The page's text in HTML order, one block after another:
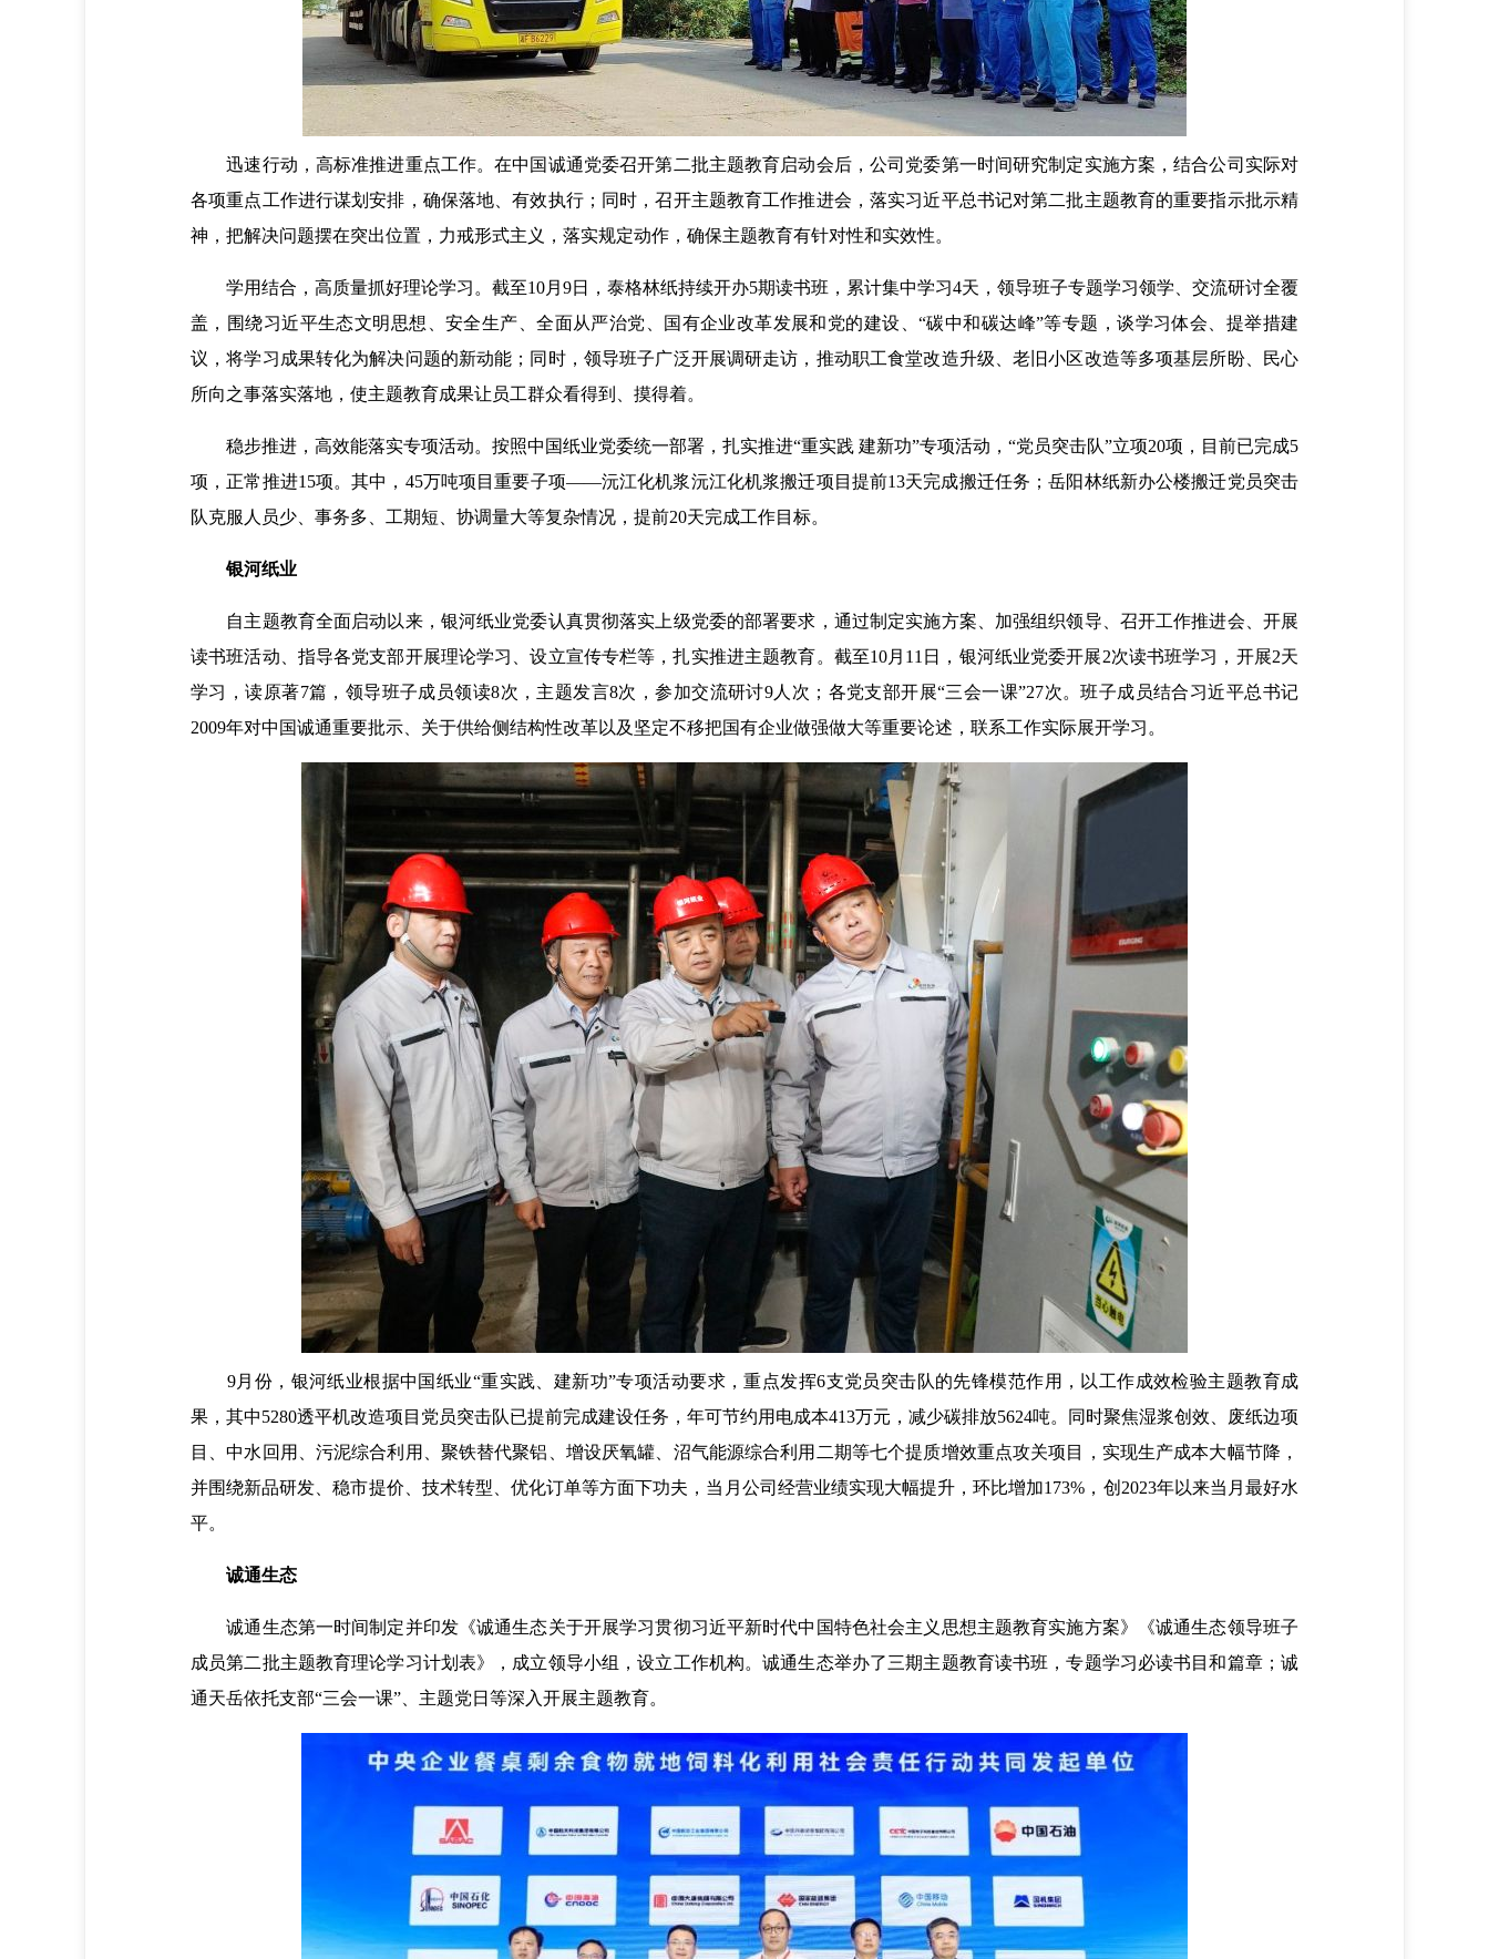
迅速行动，高标准推进重点工作。在中国诚通党委召开第二批主题教育启动会后，公司党委第一时间研究制定实施方案，结合公司实际对
各项重点工作进行谋划安排，确保落地、有效执行；同时，召开主题教育工作推进会，落实习近平总书记对第二批主题教育的重要指示批示精
神，把解决问题摆在突出位置，力戒形式主义，落实规定动作，确保主题教育有针对性和实效性。
学用结合，高质量抓好理论学习。截至10月9日，泰格林纸持续开办5期读书班，累计集中学习4天，领导班子专题学习领学、交流研讨全覆
盖，围绕习近平生态文明思想、安全生产、全面从严治党、国有企业改革发展和党的建设、“碳中和碳达峰”等专题，谈学习体会、提举措建
议，将学习成果转化为解决问题的新动能；同时，领导班子广泛开展调研走访，推动职工食堂改造升级、老旧小区改造等多项基层所盼、民心
所向之事落实落地，使主题教育成果让员工群众看得到、摸得着。
稳步推进，高效能落实专项活动。按照中国纸业党委统一部署，扎实推进“重实践 建新功”专项活动，“党员突击队”立项20项，目前已完成5
项，正常推进15项。其中，45万吨项目重要子项——沅江化机浆沅江化机浆搬迁项目提前13天完成搬迁任务；岳阳林纸新办公楼搬迁党员突击
队克服人员少、事务多、工期短、协调量大等复杂情况，提前20天完成工作目标。
银河纸业
自主题教育全面启动以来，银河纸业党委认真贯彻落实上级党委的部署要求，通过制定实施方案、加强组织领导、召开工作推进会、开展
读书班活动、指导各党支部开展理论学习、设立宣传专栏等，扎实推进主题教育。截至10月11日，银河纸业党委开展2次读书班学习，开展2天
学习，读原著7篇，领导班子成员领读8次，主题发言8次，参加交流研讨9人次；各党支部开展“三会一课”27次。班子成员结合习近平总书记
2009年对中国诚通重要批示、关于供给侧结构性改革以及坚定不移把国有企业做强做大等重要论述，联系工作实际展开学习。
9月份，银河纸业根据中国纸业“重实践、建新功”专项活动要求，重点发挥6支党员突击队的先锋模范作用，以工作成效检验主题教育成
果，其中5280透平机改造项目党员突击队已提前完成建设任务，年可节约用电成本413万元，减少碳排放5624吨。同时聚焦湿浆创效、废纸边项
目、中水回用、污泥综合利用、聚铁替代聚铝、增设厌氧罐、沼气能源综合利用二期等七个提质增效重点攻关项目，实现生产成本大幅节降，
并围绕新品研发、稳市提价、技术转型、优化订单等方面下功夫，当月公司经营业绩实现大幅提升，环比增加173%，创2023年以来当月最好水
平。
诚通生态
诚通生态第一时间制定并印发《诚通生态关于开展学习贯彻习近平新时代中国特色社会主义思想主题教育实施方案》《诚通生态领导班子
成员第二批主题教育理论学习计划表》，成立领导小组，设立工作机构。诚通生态举办了三期主题教育读书班，专题学习必读书目和篇章；诚
通天岳依托支部“三会一课”、主题党日等深入开展主题教育。